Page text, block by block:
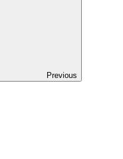
Previous